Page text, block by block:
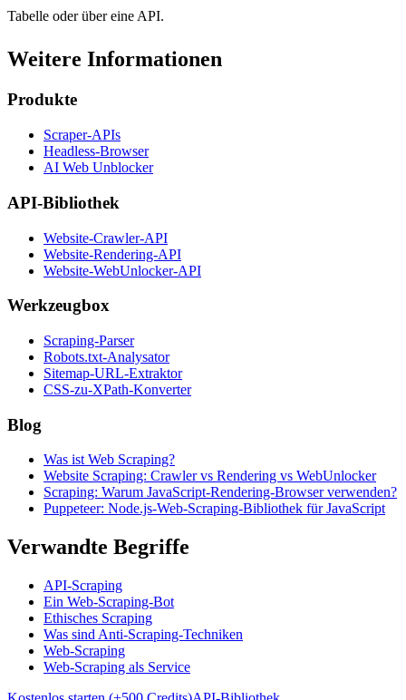
Tabelle oder über eine API.
Weitere Informationen
Produkte
Scraper-APIs
Headless-Browser
AI Web Unblocker
API-Bibliothek
Website-Crawler-API
Website-Rendering-API
Website-WebUnlocker-API
Werkzeugbox
Scraping-Parser
Robots.txt-Analysator
Sitemap-URL-Extraktor
CSS-zu-XPath-Konverter
Blog
Was ist Web Scraping?
Website Scraping: Crawler vs Rendering vs WebUnlocker
Scraping: Warum JavaScript-Rendering-Browser verwenden?
Puppeteer: Node.js-Web-Scraping-Bibliothek für JavaScript
Verwandte Begriffe
API-Scraping
Ein Web-Scraping-Bot
Ethisches Scraping
Was sind Anti-Scraping-Techniken
Web-Scraping
Web-Scraping als Service